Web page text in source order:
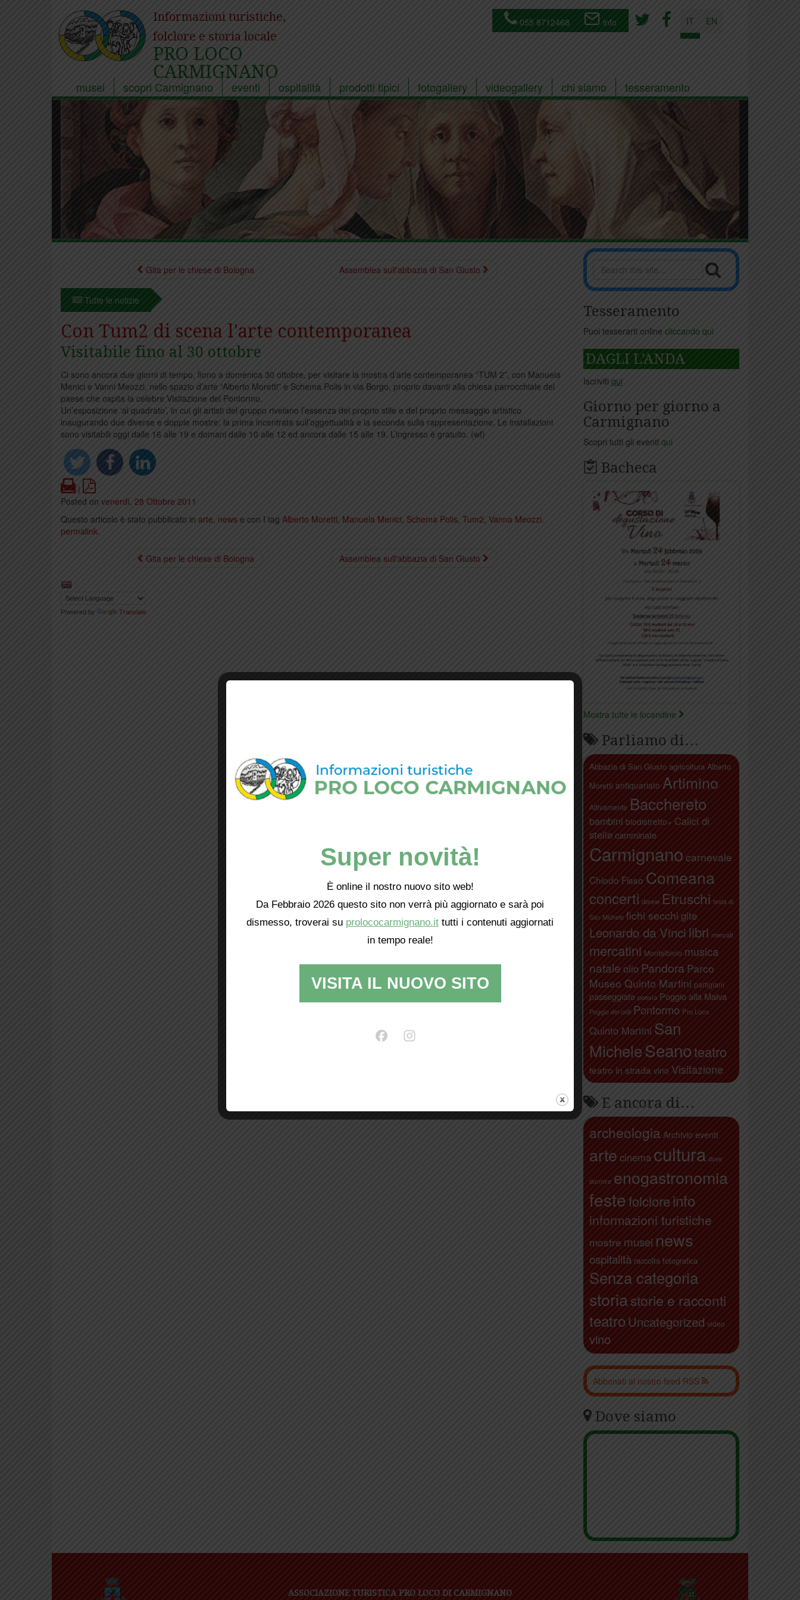
Informazioni turistiche,
folclore e storia locale
PRO LOCO
CARMIGNANO
055 8712468 info IT EN
musei scopri Carmignano eventi ospitalità prodotti tipici fotogallery videogallery chi siamo tesseramento
Gita per le chiese di Bologna Assemblea sull'abbazia di San Giusto
Tutte le notizie
Con Tum2 di scena l'arte contemporanea
Visitabile fino al 30 ottobre
Ci sono ancora due giorni di tempo, fiono a domenica 30 ottobre, per visitare la mostra d’arte contemporanea “TUM 2”, con Manuela
Menici e Vanni Meozzi, nello spazio d’arte “Alberto Moretti” e Schema Polis in via Borgo, proprio davanti alla chiesa parrocchiale del
paese che ospita la celebre Visitazione del Pontormo.
Un’esposizione ‘al quadrato’, in cui gli artisti del gruppo rivelano l’essenza del proprio stile e del proprio messaggio artistico
inaugurando due diverse e doppie mostre: la prima incentrata sull’oggettualità e la seconda sulla rappresentazione. Le installazioni
sono visitabili oggi dalle 16 alle 19 e domani dalle 10 alle 12 ed ancora dalle 15 alle 19. L’ingresso è gratuito. (wf)
Print
|
Posted on venerdì, 28 Ottobre 2011
Questo articolo è stato pubblicato in arte, news e con I tag Alberto Moretti, Manuela Menici, Schema Polis, Tum2, Vanna Meozzi.
permalink.
Gita per le chiese di Bologna Assemblea sull'abbazia di San Giusto
Powered by Translate
Tesseramento
Puoi tesserarti online cliccando qui
DAGLI L'ANDA
Iscriviti qui
Giorno per giorno a
Carmignano
Scopri tutti gli eventi qui
Bacheca
Mostra tutte le locandine
Parliamo di…
Abbazia di San Giusto agricoltura Alberto
Moretti antiquariato Artimino
Attivamente Bacchereto
bambini biodistretto+ Calici di
stelle camminate
Carmignano carnevale
Chiodo Fisso Comeana
concerti donne Etruschi festa di
San Michele fichi secchi gite
Leonardo da Vinci libri mercati
mercatini Montalbiolo musica
natale olio Pandora Parco
Museo Quinto Martini partigiani
passeggiate poesia Poggio alla Malva
Poggio dei colli Pontormo Pro Loco
Quinto Martini San
MicheleSeanoteatro
teatro in strada vino Visitazione
E ancora di…
archeologia Archivio eventi
arte cinema cultura dove
dormire enogastronomia
festefolcloreinfo
informazioni turistiche
mostre musei news
ospitalità raccolta fotografica
Senza categoria
storiastorie e racconti
teatro Uncategorized video
vino
Abbonati al nostro feed RSS
Dove siamo
ASSOCIAZIONE TURISTICA PRO LOCO DI CARMIGNANO
Super novità!
È online il nostro nuovo sito web!
Da Febbraio 2026 questo sito non verrà più aggiornato e sarà poi
dismesso, troverai su prolococarmignano.it tutti i contenuti aggiornati
in tempo reale!
VISITA IL NUOVO SITO